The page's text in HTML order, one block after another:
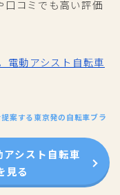
口コミでも高い評価
電動アシスト自転車
案する東京発の自転車ブラ
シスト自転車
見る